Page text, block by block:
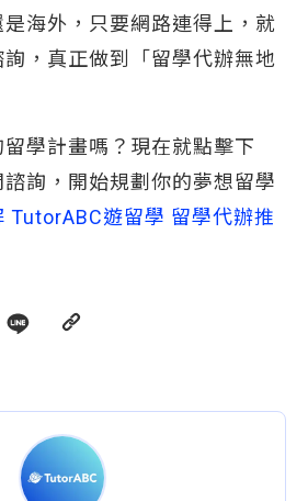
海外，只要網路連得上，就
，真正做到「留學代辦無地
學計畫嗎？現在就點擊下
詢，開始規劃你的夢想留學
TutorABC遊留學 留學代辦推